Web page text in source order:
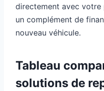
directement avec
un complément de
nouveau véhicule.
Tableau
solutions de